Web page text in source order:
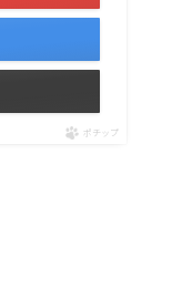
ポチップ